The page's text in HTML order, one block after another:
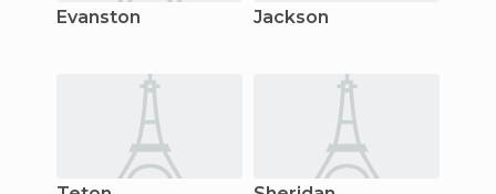
Evanston Jackson